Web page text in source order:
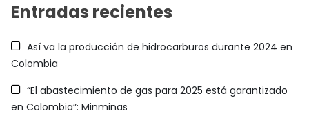
Entradas recientes
Así va la producción de hidrocarburos durante 2024 en
Colombia
“El abastecimiento de gas para 2025 está garantizado
en Colombia”: Minminas